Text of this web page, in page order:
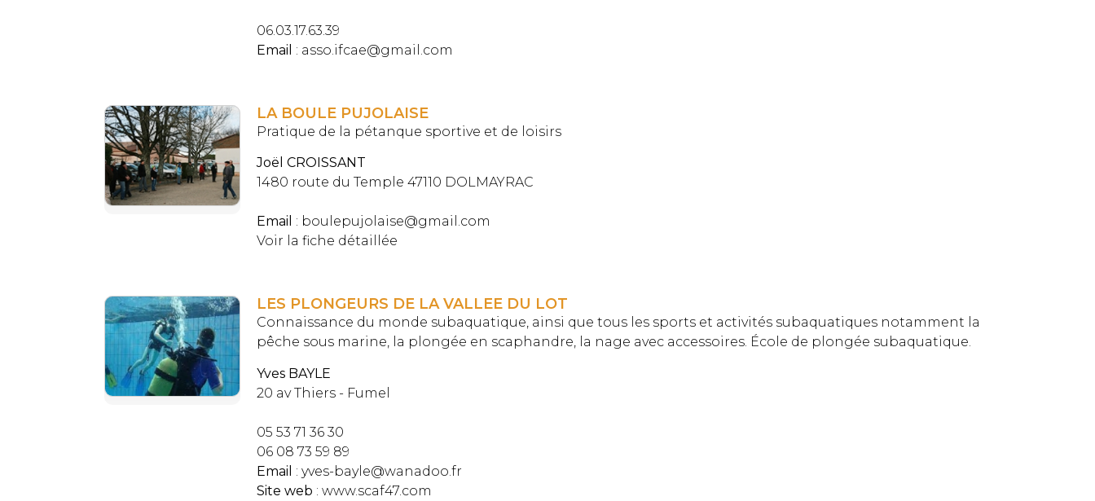
06.03.17.63.39
Email : asso.ifcae@gmail.com
LA BOULE PUJOLAISE
Pratique de la pétanque sportive et de loisirs
Joël CROISSANT
1480 route du Temple 47110 DOLMAYRAC
Email : boulepujolaise@gmail.com
Voir la fiche détaillée
LES PLONGEURS DE LA VALLEE DU LOT
Connaissance du monde subaquatique, ainsi que tous les sports et activités subaquatiques notamment la
pêche sous marine, la plongée en scaphandre, la nage avec accessoires. École de plongée subaquatique.
Yves BAYLE
20 av Thiers - Fumel
05 53 71 36 30
06 08 73 59 89
Email : yves-bayle@wanadoo.fr
Site web : www.scaf47.com